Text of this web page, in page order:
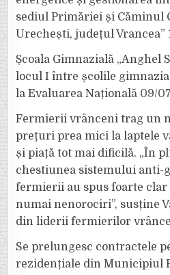
sediul Primăriei și Căminul
Urechești, județul Vrancea”
Școala Gimnazială „Anghel
locul I între școlile
la Evaluarea Națională 09/
Fermierii vrânceni trag un
prețuri prea mici la laptele
și piață tot mai dificilă. „În
chestiunea sistemului anti-
fermierii au spus foarte clar
numai nenorociri”, susține
din liderii fermierilor
Se prelungesc contractele
rezidențiale din Municipiul